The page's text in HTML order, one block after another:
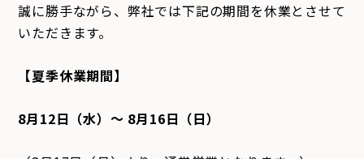
採用情報
誠に勝手ながら、弊社では下記の期間を休業とさせて
いただきます。
【夏季休業期間】
8月12日（水）～ 8月16日（日）